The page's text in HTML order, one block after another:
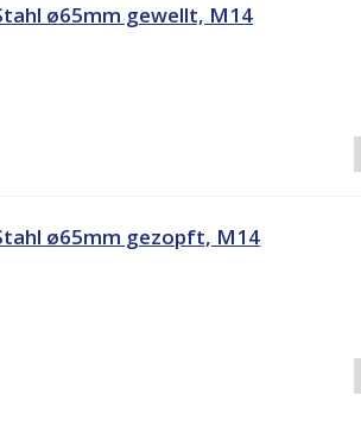
ø65mm gewellt, M14
ø65mm gezopft, M14